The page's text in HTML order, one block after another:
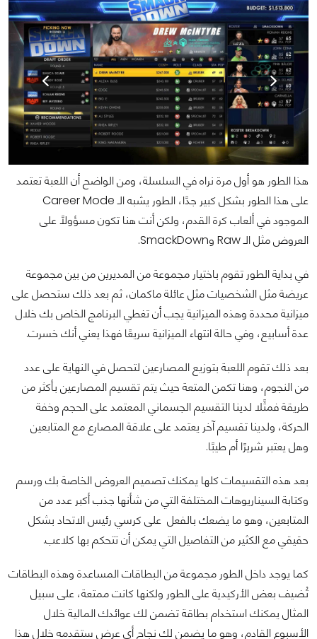
هذا الطور هو أول مرة نراه في السلسلة، ومن الواضح أن اللعبة تعتمد
على هذا الطور بشكل كبير جدًا، الطور يشبه الـ Career Mode
الموجود في ألعاب كرة القدم، ولكن أنت هنا تكون مسؤولًا على
العروض مثل الـ Raw وSmackDown.
في بداية الطور تقوم باختيار مجموعة من المديرين من بين مجموعة
عريضة مثل الشخصيات مثل عائلة ماكمان، ثم بعد ذلك ستحصل على
ميزانية محددة وهذه الميزانية يجب أن تغطي البرنامج الخاص بك خلال
عدة أسابيع، وفي حالة انتهاء الميزانية سريعًا فهذا يعني أنك خسرت.
بعد ذلك تقوم اللعبة بتوزيع المصارعين لتحصل في النهاية على عدد
من النجوم، وهنا تكمن المتعة حيث يتم تقسيم المصارعين بأكثر من
طريقة فمثًلا لدينا التقسيم الجسماني المعتمد على الحجم وخفة
الحركة، ولدينا تقسيم آخر يعتمد على علاقة المصارع مع المتابعين
وهل يعتبر شريرًا أم طيبًا.
بعد هذه التقسيمات كلها يمكنك تصميم العروض الخاصة بك ورسم
وكتابة السيناريوهات المختلفة التي من شأنها جذب أكبر عدد من
المتابعين، وهو ما يضعك بالفعل على كرسي رئيس الاتحاد بشكل
حقيقي مع الكثير من التفاصيل التي يمكن أن تتحكم بها كلاعب.
كما يوجد داخل الطور مجموعة من البطاقات المساعدة وهذه البطاقات
تُضيف بعض الأركيدية على الطور ولكنها كانت ممتعة، على سبيل
المثال يمكنك استخدام بطاقة تضمن لك عوائدك المالية خلال
الأسبوع القادم، وهو ما يضمن لك نجاح أي عرض ستقدمه خلال هذا